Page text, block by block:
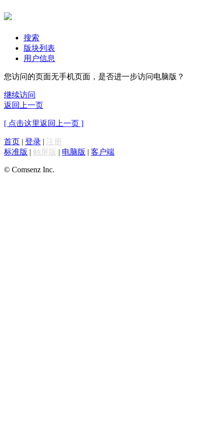
搜索
版块列表
用户信息
您访问的页面无手机页面，是否进一步访问电脑版？
继续访问
返回上一页
[ 点击这里返回上一页 ]
首页 | 登录 | 注册
标准版 | 触屏版 | 电脑版 | 客户端
© Comsenz Inc.